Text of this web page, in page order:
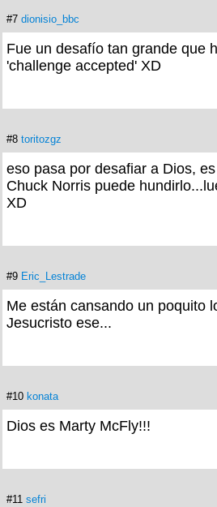
#7 dionisio_bbc
Fue un desafío tan grande que
'challenge accepted' XD
#8 toritozgz
eso pasa por desafiar a Dios,
Chuck Norris puede
XD
#9 Eric_Lestrade
Me están cansando un poquito
Jesucristo ese...
#10 konata
Dios es Marty McFly!!!
#11 sefri